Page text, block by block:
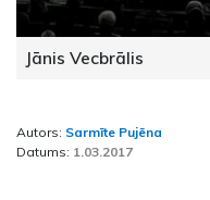
Jānis Vecbrālis
Autors: Sarmīte Pujēna
Datums: 1.03.2017